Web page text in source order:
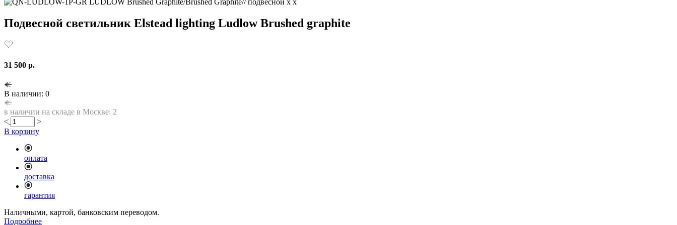
Подвесной светильник Elstead lighting Ludlow Brushed graphite
31 500 р.
В наличии: 0
в наличии на складе в Москве: 2
В корзину
оплата
доставка
гарантия
Наличными, картой, банковским переводом.
Подробнее